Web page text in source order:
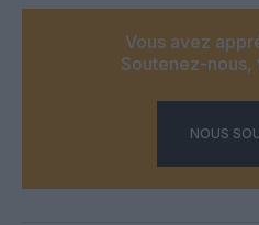
Vous avez
Soutenez-nous,
NOUS